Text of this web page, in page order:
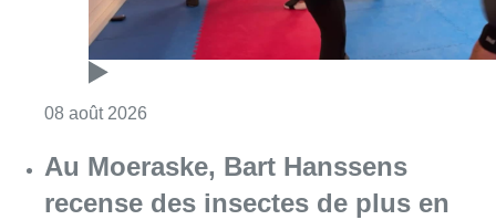
08 août 2026
Au Moeraske, Bart Hanssens
recense des insectes de plus en